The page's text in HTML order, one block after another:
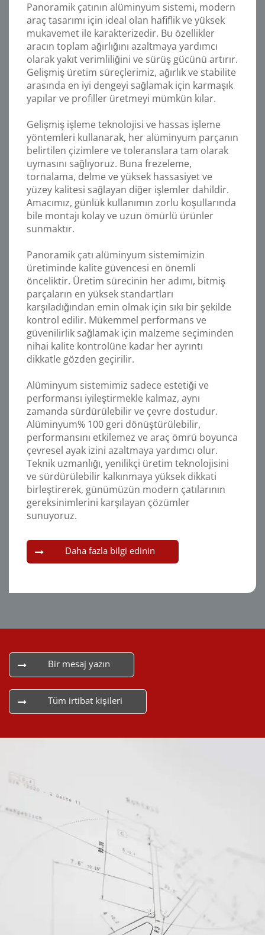
Panoramik çatının alüminyum sistemi, modern
araç tasarımı için ideal olan hafiflik ve yüksek
mukavemet ile karakterizedir. Bu özellikler
aracın toplam ağırlığını azaltmaya yardımcı
olarak yakıt verimliliğini ve sürüş gücünü artırır.
Gelişmiş üretim süreçlerimiz, ağırlık ve stabilite
arasında en iyi dengeyi sağlamak için karmaşık
yapılar ve profiller üretmeyi mümkün kılar.
Gelişmiş işleme teknolojisi ve hassas işleme
yöntemleri kullanarak, her alüminyum parçanın
belirtilen çizimlere ve toleranslara tam olarak
uymasını sağlıyoruz. Buna frezeleme,
tornalama, delme ve yüksek hassasiyet ve
yüzey kalitesi sağlayan diğer işlemler dahildir.
Amacımız, günlük kullanımın zorlu koşullarında
bile montajı kolay ve uzun ömürlü ürünler
sunmaktır.
Panoramik çatı alüminyum sistemimizin
üretiminde kalite güvencesi en önemli
önceliktir. Üretim sürecinin her adımı, bitmiş
parçaların en yüksek standartları
karşıladığından emin olmak için sıkı bir şekilde
kontrol edilir. Mükemmel performans ve
güvenilirlik sağlamak için malzeme seçiminden
nihai kalite kontrolüne kadar her ayrıntı
dikkatle gözden geçirilir.
Alüminyum sistemimiz sadece estetiği ve
performansı iyileştirmekle kalmaz, aynı
zamanda sürdürülebilir ve çevre dostudur.
Alüminyum% 100 geri dönüştürülebilir,
performansını etkilemez ve araç ömrü boyunca
çevresel ayak izini azaltmaya yardımcı olur.
Teknik uzmanlığı, yenilikçi üretim teknolojisini
ve sürdürülebilir kalkınmaya yüksek dikkati
birleştirerek, günümüzün modern çatılarının
gereksinimlerini karşılayan çözümler
sunuyoruz.
Daha fazla bilgi edinin
Bir mesaj yazın
Tüm irtibat kişileri